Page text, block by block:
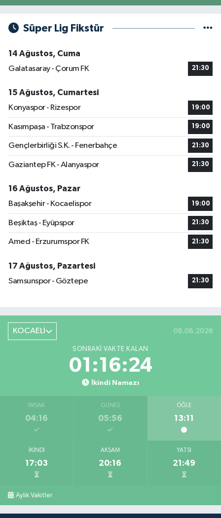
Süper Lig Fikstür
14 Ağustos, Cuma
Galatasaray - Çorum FK
21:30
15 Ağustos, Cumartesi
Konyaspor - Rizespor
19:00
Kasımpaşa - Trabzonspor 19:00
Gençlerbirliği S.K. - Fenerbahçe 21:30
Gaziantep FK - Alanyaspor 21:30
16 Ağustos, Pazar
Başakşehir - Kocaelispor
19:00
Beşiktaş - Eyüpspor 21:30
Amed - Erzurumspor FK 21:30
17 Ağustos, Pazartesi
Samsunspor - Göztepe
21:30
KOCAELİ 08.08.2026
SONRAKI VAKTE KALAN
01:16:23
İkindi Namazı
İMSAK
04:16
GÜNEŞ
05:56
ÖĞLE
13:11
İKINDI
17:03
AKŞAM
20:16
YATSI
21:49
Aylık Vakitler